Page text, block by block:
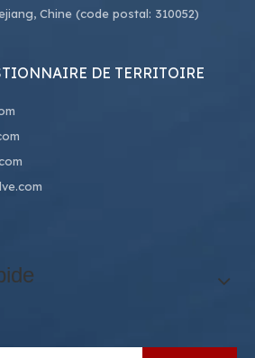
Chine (code postal: 310052)
DE TERRITOIRE